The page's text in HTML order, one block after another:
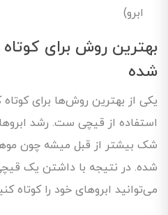
ابرو)
بهترین روش برای
شده
یکی از بهترین روش‌ها برای
استفاده از قیچی ست. رشد
شک بیشتر از قبل میشه چون
شده. در نتیجه با داشتن یک
می‌توانید ابروهای خود را کوتاه